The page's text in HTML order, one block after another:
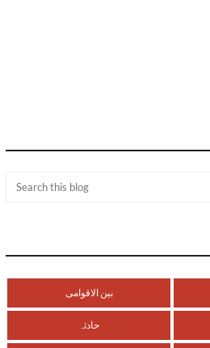
بین الاقوامی
حادثہ